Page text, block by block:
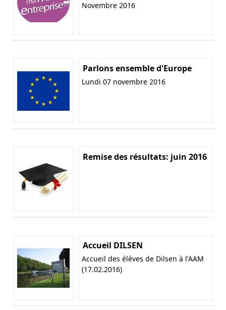
Novembre 2016
Parlons ensemble d'Europe
Lundi 07 novembre 2016
Remise des résultats: juin 2016
Accueil DILSEN
Accueil des élèves de Dilsen à l'AAM
(17.02.2016)